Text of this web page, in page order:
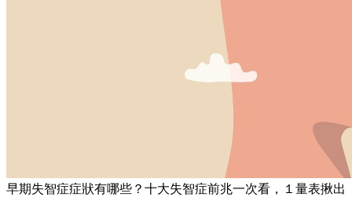
早期失智症症狀有哪些？十大失智症前兆一次看，１量表揪出